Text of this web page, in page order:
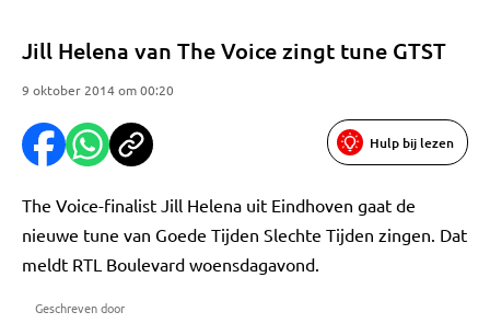
Jill Helena van The Voice zingt tune GTST
9 oktober 2014 om 00:20
Hulp bij lezen
The Voice-finalist Jill Helena uit Eindhoven gaat de
nieuwe tune van Goede Tijden Slechte Tijden zingen. Dat
meldt RTL Boulevard woensdagavond.
Geschreven door